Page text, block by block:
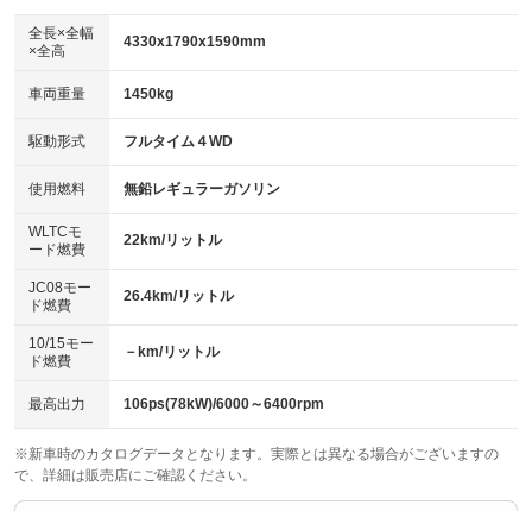
：装備あり
パワーウィンドウ
アイドリングストップ
：装備なし
USB入力端子
：装備あり
100V電源
：装備なし
センターデフロック
：装備なし
電動格納ミラー
：装備あり
：装備あり
革シート
キーレス
HID(キセノンライト)
：装備なし
バックカメラ
：装備あり
エアロ
：装備なし
：装備なし
パワーシート
ベンチシート
：装備なし
チップアップシート
：装備なし ：装備なし
：装備なし ：装備あり
ウォークスルー
：装備なし
全長×全幅
×全高
4330x1790x1590mm
車両重量 1450kg
駆動形式 フルタイム４WD
使用燃料 無鉛レギュラーガソリン
WLTCモ
ード燃費
22km/リットル
JC08モー
ド燃費
26.4km/リットル
10/15モー
ド燃費
－km/リットル
最高出力 106ps(78kW)/6000～6400rpm
※新車時のカタログデータとなります。実際とは異なる場合がございますの
で、詳細は販売店にご確認ください。